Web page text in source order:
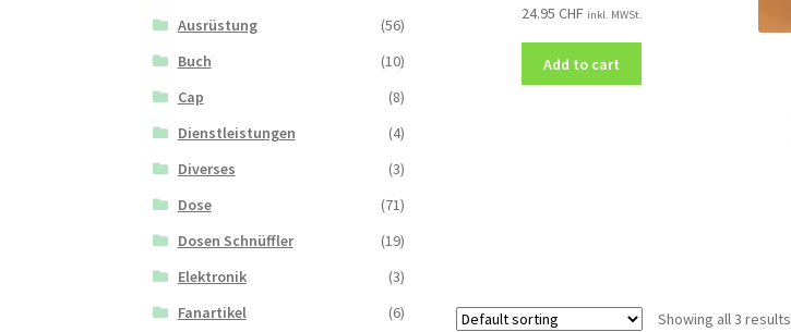
24.95 CHF inkl. MWSt.
Add to cart
Showing all 3 results
Ausrüstung
(56)
Buch
(10)
Cap
(8)
Dienstleistungen
(4)
Diverses
(3)
Dose
(71)
Dosen Schnüffler
(19)
Elektronik
(3)
Fanartikel
(6)